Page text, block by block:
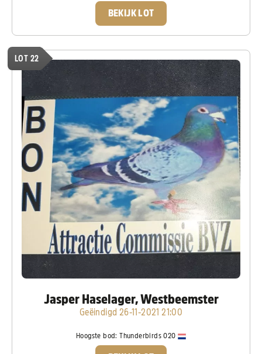
BEKIJK LOT
LOT 22
Jasper Haselager, Westbeemster
Geëindigd 26-11-2021 21:00
Hoogste bod:Thunderbirds 020